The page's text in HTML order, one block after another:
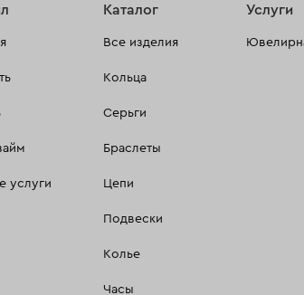
услуги
Каталог
Все изделия
Кольца
Серьги
Браслеты
Цепи
Подвески
Колье
Часы
Услуги